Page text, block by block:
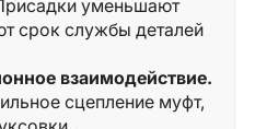
уменьшают
срок службы деталей
взаимодействие.
сцепление муфт,